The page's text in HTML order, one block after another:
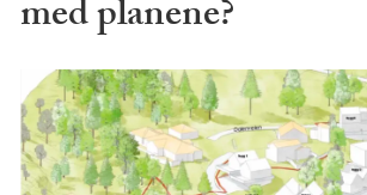
med planene?